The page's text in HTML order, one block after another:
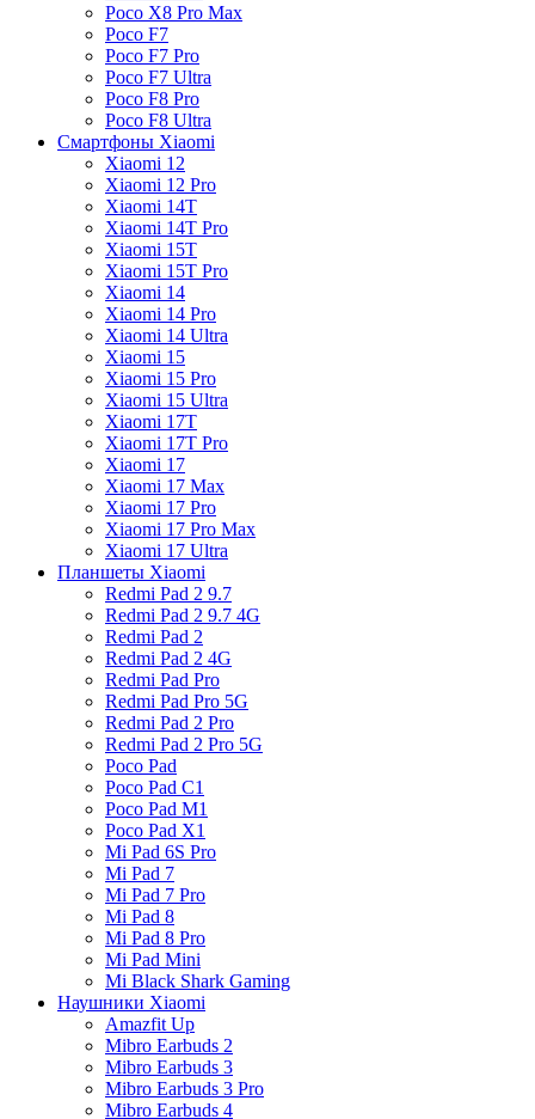
Poco X8 Pro Max
Poco F7
Poco F7 Pro
Poco F7 Ultra
Poco F8 Pro
Poco F8 Ultra
Смартфоны Xiaomi
Xiaomi 12
Xiaomi 12 Pro
Xiaomi 14T
Xiaomi 14T Pro
Xiaomi 15T
Xiaomi 15T Pro
Xiaomi 14
Xiaomi 14 Pro
Xiaomi 14 Ultra
Xiaomi 15
Xiaomi 15 Pro
Xiaomi 15 Ultra
Xiaomi 17T
Xiaomi 17T Pro
Xiaomi 17
Xiaomi 17 Max
Xiaomi 17 Pro
Xiaomi 17 Pro Max
Xiaomi 17 Ultra
Планшеты Xiaomi
Redmi Pad 2 9.7
Redmi Pad 2 9.7 4G
Redmi Pad 2
Redmi Pad 2 4G
Redmi Pad Pro
Redmi Pad Pro 5G
Redmi Pad 2 Pro
Redmi Pad 2 Pro 5G
Poco Pad
Poco Pad C1
Poco Pad M1
Poco Pad X1
Mi Pad 6S Pro
Mi Pad 7
Mi Pad 7 Pro
Mi Pad 8
Mi Pad 8 Pro
Mi Pad Mini
Mi Black Shark Gaming
Наушники Xiaomi
Amazfit Up
Mibro Earbuds 2
Mibro Earbuds 3
Mibro Earbuds 3 Pro
Mibro Earbuds 4